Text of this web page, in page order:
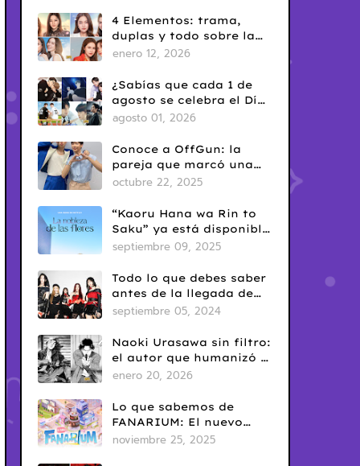
4 Elementos: trama,
duplas y todo sobre la
saga GL antes de su
enero 12, 2026
¿Sabías que cada 1 de
agosto se celebra el Día
del Yaoi? Así nació una
conocidas del fandom
BL
agosto 01, 2026
Conoce a OffGun: la
pareja que marcó una
era en el BL tailandés
octubre 22, 2025
“Kaoru Hana wa Rin to
Saku” ya está disponible
en Netflix: romance
clásico
septiembre 09, 2025
Todo lo que debes saber
antes de la llegada de
ARTMS a Latinoamérica
septiembre 05, 2024
Naoki Urasawa sin filtro:
el autor que humanizó el
mal
enero 20, 2026
Lo que sabemos de
FANARIUM: El nuevo
juego para celular de
noviembre 25, 2025